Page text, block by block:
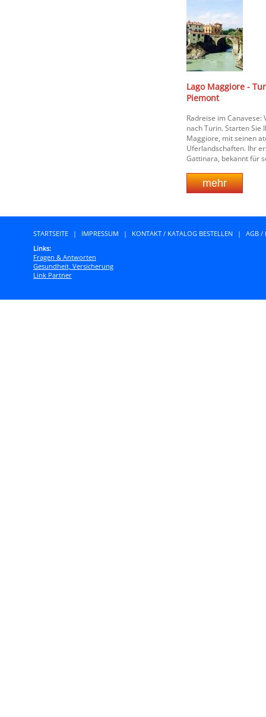
Lago Maggiore -
Piemont
Radreise im Canavese:
nach Turin. Starten Sie
Maggiore, mit seinen
Uferlandschaften. Ihr
Gattinara, bekannt für
STARTSEITE | IMPRESSUM | KONTAKT / KATALOG BESTELLEN |
AGB /
Links:
Fragen & Antworten
Gesundheit, Versicherung
Link Partner